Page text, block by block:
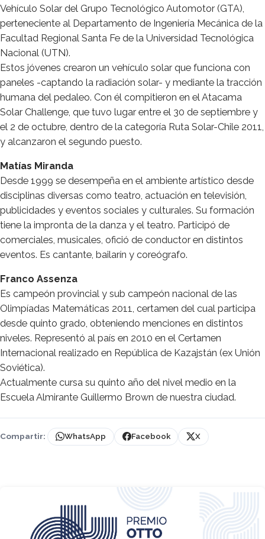
Vehículo Solar del Grupo Tecnológico Automotor (GTA),
perteneciente al Departamento de Ingeniería Mecánica de la
Facultad Regional Santa Fe de la Universidad Tecnológica
Nacional (UTN).
Estos jóvenes crearon un vehículo solar que funciona con
paneles -captando la radiación solar- y mediante la tracción
humana del pedaleo. Con él compitieron en el Atacama
Solar Challenge, que tuvo lugar entre el 30 de septiembre y
el 2 de octubre, dentro de la categoría Ruta Solar-Chile 2011,
y alcanzaron el segundo puesto.
Matías Miranda
Desde 1999 se desempeña en el ambiente artístico desde
disciplinas diversas como teatro, actuación en televisión,
publicidades y eventos sociales y culturales. Su formación
tiene la impronta de la danza y el teatro. Participó de
comerciales, musicales, ofició de conductor en distintos
eventos. Es cantante, bailarín y coreógrafo.
Franco Assenza
Es campeón provincial y sub campeón nacional de las
Olimpíadas Matemáticas 2011, certamen del cual participa
desde quinto grado, obteniendo menciones en distintos
niveles. Representó al país en 2010 en el Certamen
Internacional realizado en República de Kazajstán (ex Unión
Soviética).
Actualmente cursa su quinto año del nivel medio en la
Escuela Almirante Guillermo Brown de nuestra ciudad.
Compartir: WhatsApp Facebook X